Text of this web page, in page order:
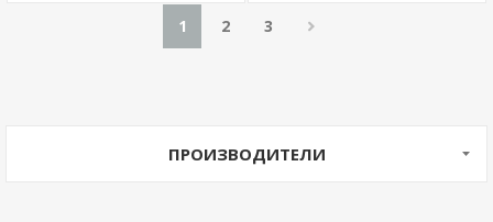
1 2 3
ПРОИЗВОДИТЕЛИ